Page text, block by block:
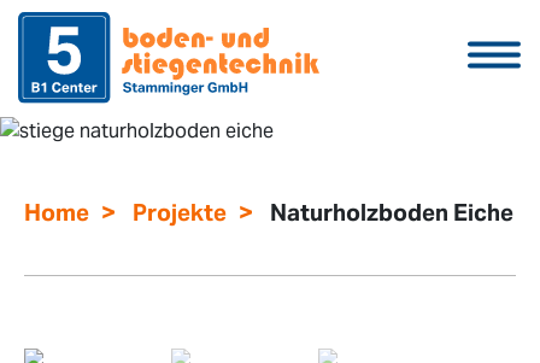
Home > Projekte > Naturholzboden Eiche